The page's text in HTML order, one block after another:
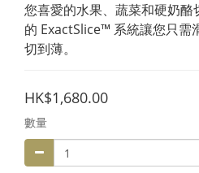
您喜愛的水果、蔬菜和硬奶
的 ExactSlice™ 系統讓您只需
切到薄。
HK$1,680.00
數量